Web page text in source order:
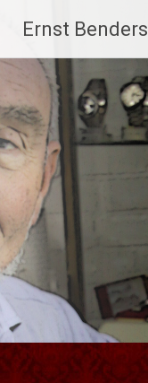
naar
de
inhoud
Ernst Benders